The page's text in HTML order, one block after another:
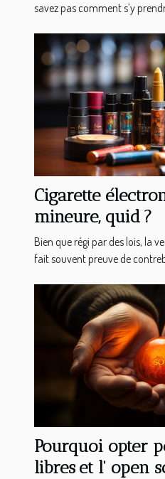
savez pas comment s’y
Cigarette
mineure, quid ?
Bien que régi par des lois, la
fait souvent preuve de
Pourquoi opter
libres et l' open